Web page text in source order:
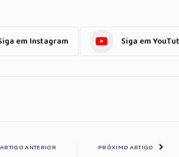
em Instagram Siga em
ARTIGO ANTERIOR
PRÓXIMO ARTIGO